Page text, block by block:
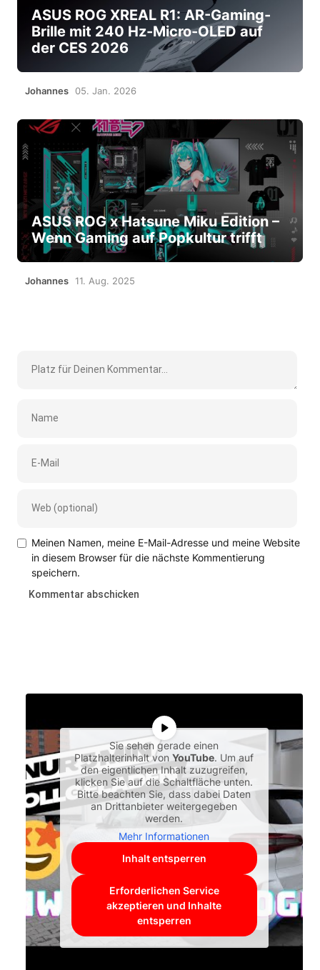
ASUS ROG XREAL R1: AR-Gaming-
Brille mit 240 Hz-Micro-OLED auf
der CES 2026
Johannes 05. Jan. 2026
ASUS ROG x Hatsune Miku Edition –
Wenn Gaming auf Popkultur trifft
Johannes 11. Aug. 2025
Meinen Namen, meine E-Mail-Adresse und meine Website
in diesem Browser für die nächste Kommentierung
speichern.
Sie sehen gerade einen
Platzhalterinhalt vonYouTube. Um auf
den eigentlichen Inhalt zuzugreifen,
klicken Sie auf die Schaltfläche unten.
Bitte beachten Sie, dass dabei Daten
an Drittanbieter weitergegeben
werden.
Mehr Informationen
Inhalt entsperren
Erforderlichen Service
akzeptieren und Inhalte
entsperren